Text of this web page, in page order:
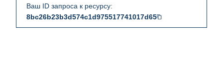
Ваш ID запроса к ресурсу:
8bc26b23b3d574c1d975517741017d65